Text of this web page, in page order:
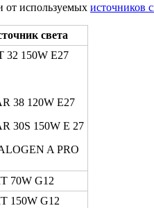
от используемых источников
света
32 150W E27
38 120W E27
30S 150W E 27
A PRO
70W G12
150W G12